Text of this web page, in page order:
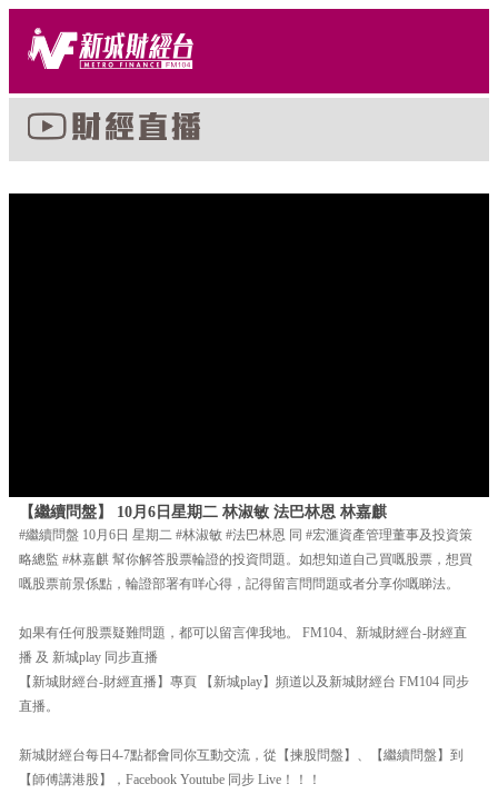
【繼續問盤】 10月6日星期二 林淑敏 法巴林恩 林嘉麒
#繼續問盤 10月6日 星期二 #林淑敏 #法巴林恩 同 #宏滙資產管理董事及投資策
略總監 #林嘉麒 幫你解答股票輪證的投資問題。如想知道自己買嘅股票，想買
嘅股票前景係點，輪證部署有咩心得，記得留言問問題或者分享你嘅睇法。
如果有任何股票疑難問題，都可以留言俾我地。 FM104、新城財經台-財經直
播 及 新城play 同步直播
【新城財經台-財經直播】專頁 【新城play】頻道以及新城財經台 FM104 同步
直播。
新城財經台每日4-7點都會同你互動交流，從【揀股問盤】、【繼續問盤】到
【師傅講港股】，Facebook Youtube 同步 Live！！！